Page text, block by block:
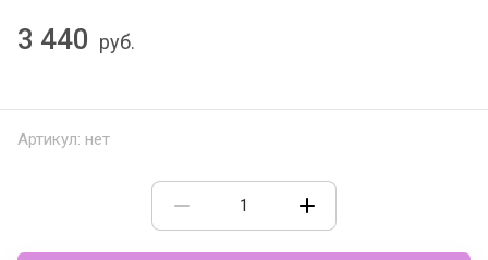
3 440 руб.
Артикул: нет